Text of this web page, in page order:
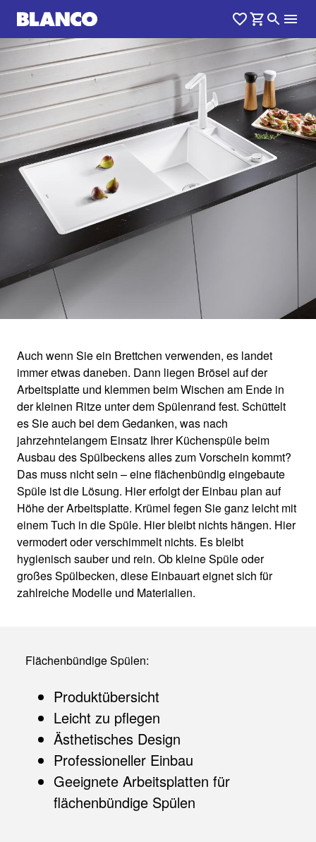
FLÄCHENBÜNDIGE
SPÜLE
Auf einer Ebene mit der Arbeitsplatte
1 0
Auch wenn Sie ein Brettchen verwenden, es landet
immer etwas daneben. Dann liegen Brösel auf der
Arbeitsplatte und klemmen beim Wischen am Ende in
der kleinen Ritze unter dem Spülenrand fest. Schüttelt
es Sie auch bei dem Gedanken, was nach
jahrzehntelangem Einsatz Ihrer Küchenspüle beim
Ausbau des Spülbeckens alles zum Vorschein kommt?
Das muss nicht sein – eine flächenbündig eingebaute
Spüle ist die Lösung. Hier erfolgt der Einbau plan auf
Höhe der Arbeitsplatte. Krümel fegen Sie ganz leicht mit
einem Tuch in die Spüle. Hier bleibt nichts hängen. Hier
vermodert oder verschimmelt nichts. Es bleibt
hygienisch sauber und rein. Ob kleine Spüle oder
großes Spülbecken, diese Einbauart eignet sich für
zahlreiche Modelle und Materialien.
Flächenbündige Spülen:
Produktübersicht
Leicht zu pflegen
Ästhetisches Design
Professioneller Einbau
Geeignete Arbeitsplatten für
flächenbündige Spülen